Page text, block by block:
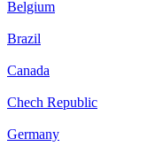
Belgium
Brazil
Canada
Chech Republic
Germany